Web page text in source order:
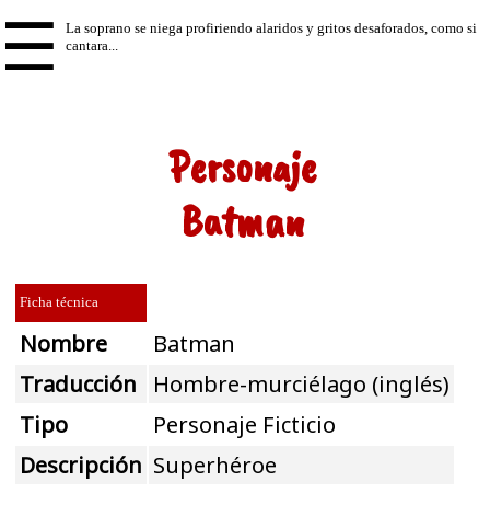
☰
Personaje
Batman
Ficha técnica
Nombre
Batman
Traducción
Hombre-murciélago (inglés)
Tipo
Personaje Ficticio
Descripción Superhéroe